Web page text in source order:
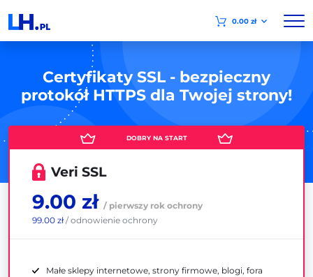
0.00 zł
Certyfikaty SSL - bezpieczny
protokół HTTPS dla Twojej strony!
Veri SSL
9.00 zł / pierwszy rok ochrony
99.00 zł/ odnowienie ochrony
Małe sklepy internetowe, strony firmowe, blogi, fora